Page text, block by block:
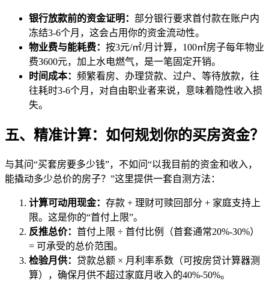
银行放款前的资金证明： 部分银行要求首付款在账户内
冻结3-6个月，这会占用你的资金流动性。
物业费与能耗费： 按3元/㎡/月计算，100㎡房子每年物业
费3600元，加上水电燃气，是一笔固定开销。
时间成本： 频繁看房、办理贷款、过户、等待放款，往
往耗时3-6个月，对自由职业者来说，意味着隐性收入损
失。
五、精准计算：如何规划你的买房资金？
与其问“买套房要多少钱”，不如问“以我目前的资金和收入，
能撬动多少总价的房子？”这里提供一套自测方法：
计算可动用现金： 存款 + 理财可赎回部分 + 家庭支持上
限。这是你的“首付上限”。
反推总价： 首付上限 ÷ 首付比例（首套通常20%-30%）
= 可承受的总价范围。
检验月供： 贷款总额 × 月利率系数（可按房贷计算器测
算），确保月供不超过家庭月收入的40%-50%。